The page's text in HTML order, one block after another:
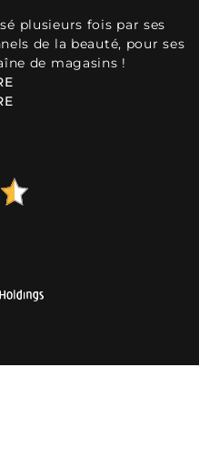
plusieurs fois par ses
de la beauté, pour ses
de magasins !